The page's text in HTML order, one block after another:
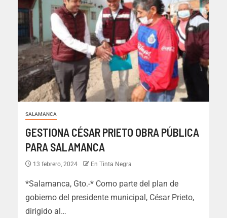
SALAMANCA
GESTIONA CÉSAR PRIETO OBRA PÚBLICA
PARA SALAMANCA
13 febrero, 2024 En Tinta Negra
*Salamanca, Gto.-* Como parte del plan de
gobierno del presidente municipal, César Prieto,
dirigido al…